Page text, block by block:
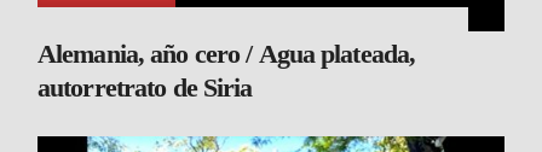
Alemania, año cero / Agua plateada,
autorretrato de Siria